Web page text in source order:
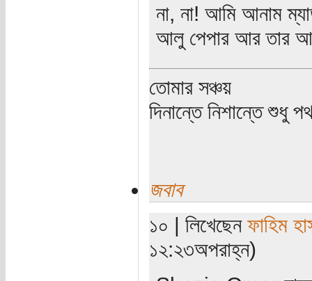
না, না! আমি আনাম
আলু পেপার আর তার
তোমার সঞ্চয়
দিনান্তে নিশান্তে শুধু
জবাব
১০ | লিখেছেন ফাহিম
১২:২৩অপরাহ্ন)